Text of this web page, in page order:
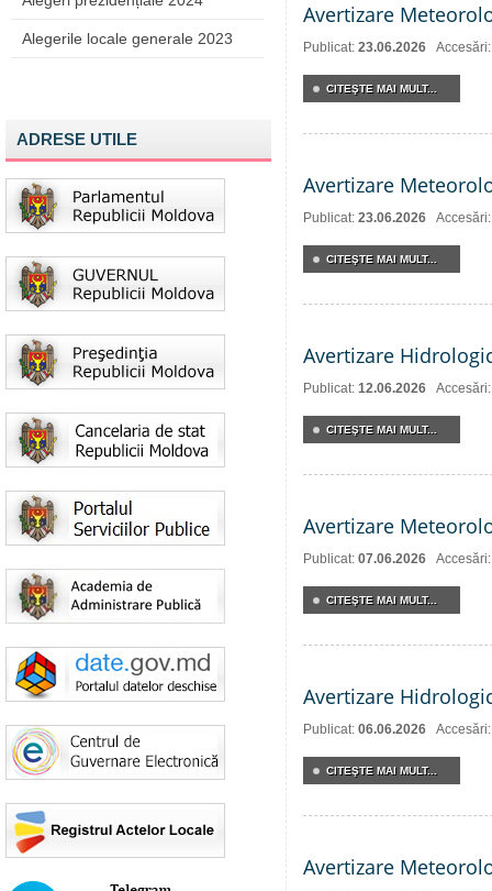
Alegerile locale generale 2023
ADRESE UTILE
Avertizare
Publicat: 23.06.2026
CITEŞTE MAI MULT...
Avertizare
Publicat: 23.06.2026
CITEŞTE MAI MULT...
Avertizare
Publicat: 12.06.2026
CITEŞTE MAI MULT...
Avertizare
Publicat: 07.06.2026
CITEŞTE MAI MULT...
Avertizare
Publicat: 06.06.2026
CITEŞTE MAI MULT...
Avertizare